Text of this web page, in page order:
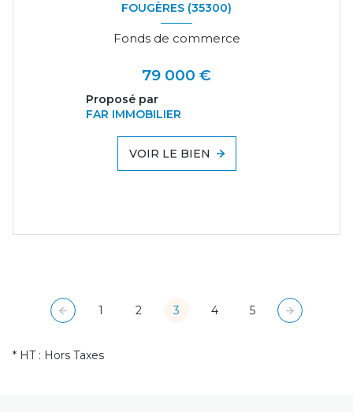
FOUGÈRES (35300)
Fonds de commerce
79 000 €
Proposé par
FAR IMMOBILIER
VOIR LE BIEN
1 2 3 4 5
* HT : Hors Taxes